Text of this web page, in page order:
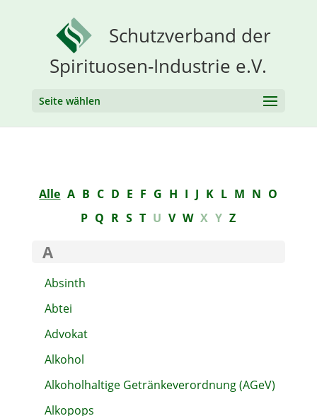
Schutzverband der
Spirituosen-Industrie e.V.
Seite wählen
Alle A B C D E F G H I J K L M N O
P Q R S T U V W X Y Z
A
Absinth
Abtei
Advokat
Alkohol
Alkoholhaltige Getränkeverordnung (AGeV)
Alkopops